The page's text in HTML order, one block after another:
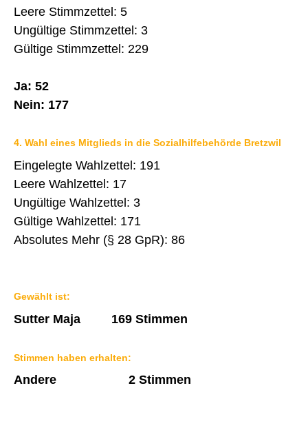
Leere Stimmzettel: 5
Ungültige Stimmzettel: 3
Gültige Stimmzettel: 229
Ja: 52
Nein: 177
4. Wahl eines Mitglieds in die Sozialhilfebehörde Bretzwil
Eingelegte Wahlzettel: 191
Leere Wahlzettel: 17
Ungültige Wahlzettel: 3
Gültige Wahlzettel: 171
Absolutes Mehr (§ 28 GpR): 86
Gewählt ist:
Sutter Maja 169 Stimmen
Stimmen haben erhalten:
Andere 2 Stimmen